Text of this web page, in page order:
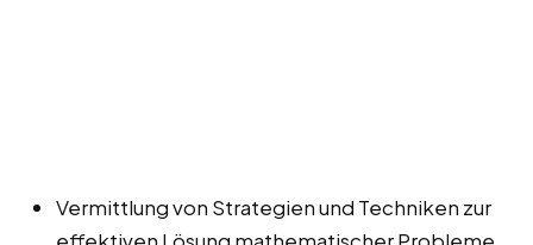
Vermittlung von Strategien und Techniken zur
effektiven Lösung mathematischer Probleme.